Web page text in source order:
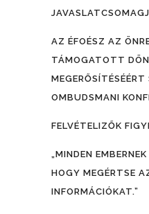
AZ ÉFOÉSZ AZ
TÁMOGATOTT
OMBUDSMANI
FELVÉTELIZŐK
„MINDEN
HOGY MEGÉRTSE
INFORMÁCIÓKAT.”